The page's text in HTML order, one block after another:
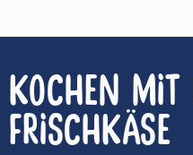
KOCHEN MIT
FRISCHKÄSE